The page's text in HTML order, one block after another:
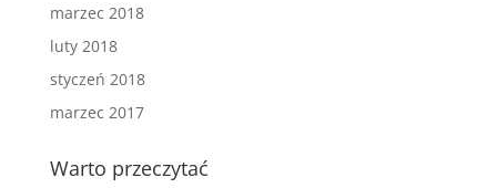
marzec 2018
luty 2018
styczeń 2018
marzec 2017
Warto przeczytać